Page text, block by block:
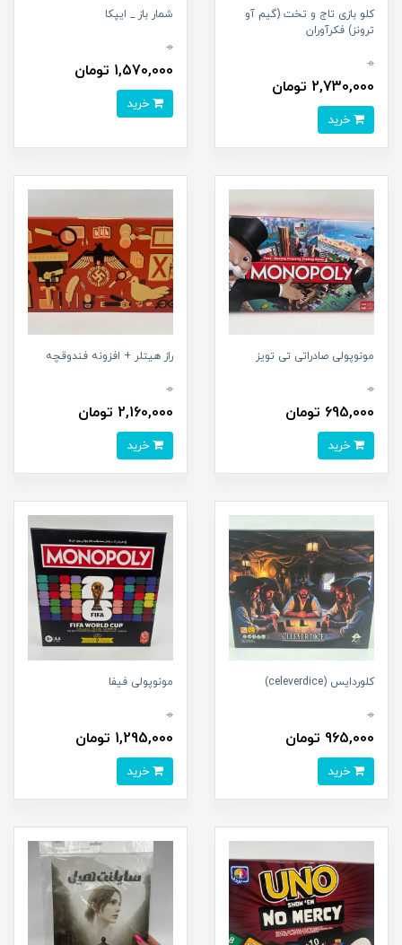
کلو بازی تاج و تخت (گیم آو
ترونز) فکرآوران
0
2,730,000 تومان
شمار باز _ ایپکا
0
1,570,000 تومان
مونوپولی صادراتی تی تویز
0
695,000 تومان
راز هیتلر + افزونه فندوقچه
0
2,160,000 تومان
کلوردایس (celeverdice)
0
965,000 تومان
مونوپولی فیفا
0
1,295,000 تومان